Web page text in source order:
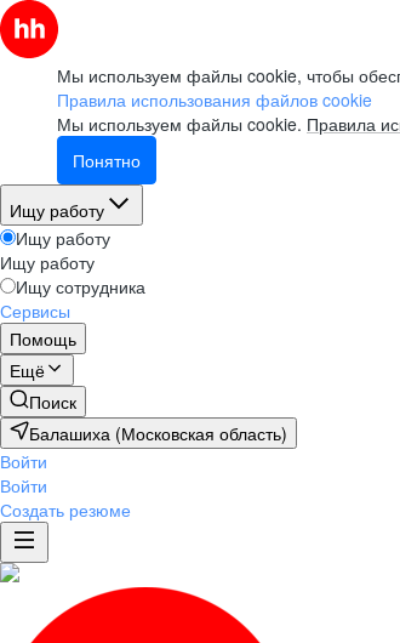
Мы используем файлы cookie, чтобы
Правила использования файлов cookie
Мы используем файлы cookie. Правила
Понятно
Ищу работу
Ищу работу
Ищу работу
Ищу сотрудника
Сервисы
Помощь
Ещё
Поиск
Балашиха (Московская область)
Войти
Войти
Создать резюме